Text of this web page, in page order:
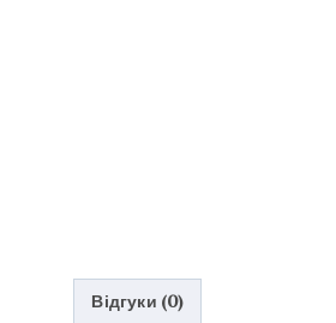
Відгуки (0)